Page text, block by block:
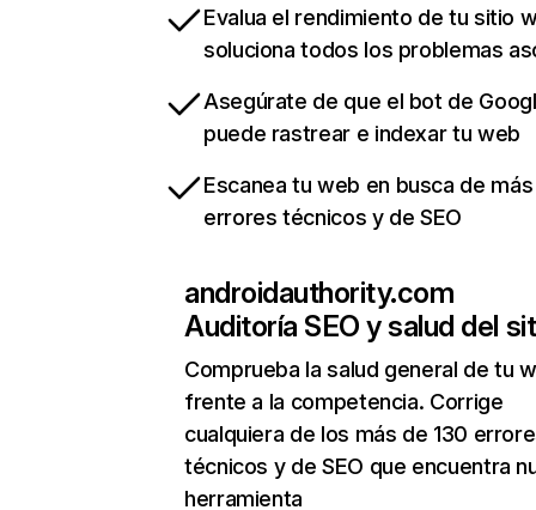
Evalua el rendimiento de tu sitio
soluciona todos los problemas
Asegúrate de que el bot de
puede rastrear e indexar tu web
Escanea tu web en busca de
errores técnicos y de SEO
androidauthority.com
Auditoría SEO y salud del
Comprueba la salud general de tu
frente a la competencia. Corrige
cualquiera de los más de 130
técnicos y de SEO que encuentra
herramienta